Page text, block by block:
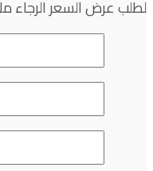
لطلب عرض السعر الرجاء